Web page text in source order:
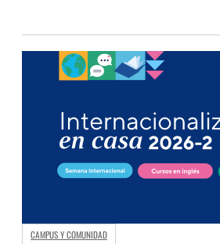
CAMPUS Y COMUNIDAD